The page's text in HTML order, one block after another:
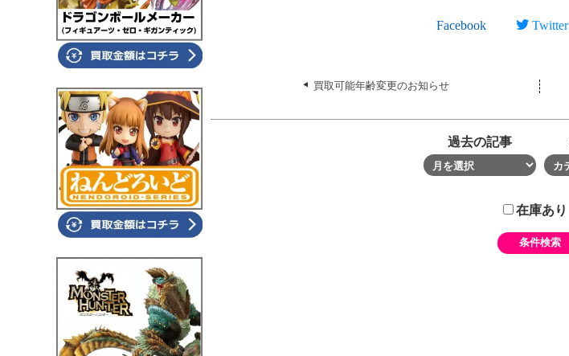
Facebook Twitter
買取可能年齢変更のお知らせ
過去の記事
在庫あり